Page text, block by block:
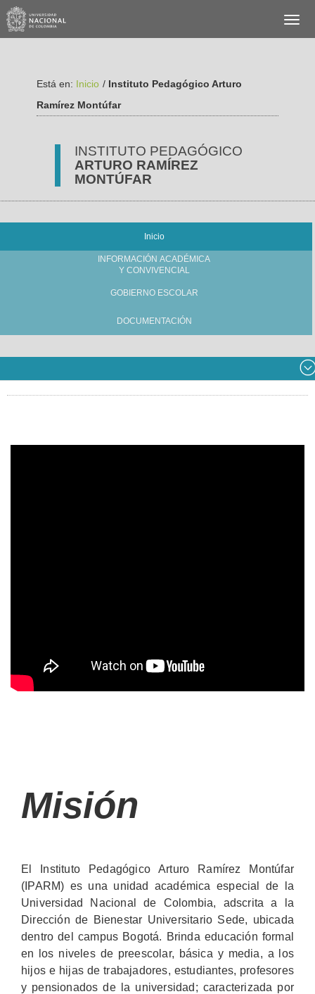
Está en: Inicio / Instituto Pedagógico Arturo
Ramírez Montúfar
INSTITUTO PEDAGÓGICO
ARTURO RAMÍREZ
MONTÚFAR
Inicio
INFORMACIÓN ACADÉMICA
Y CONVIVENCIAL
GOBIERNO ESCOLAR
DOCUMENTACIÓN
Misión
El Instituto Pedagógico Arturo Ramírez Montúfar
(IPARM) es una unidad académica especial de la
Universidad Nacional de Colombia, adscrita a la
Dirección de Bienestar Universitario Sede, ubicada
dentro del campus Bogotá. Brinda educación formal
en los niveles de preescolar, básica y media, a los
hijos e hijas de trabajadores, estudiantes, profesores
y pensionados de la universidad; caracterizada por